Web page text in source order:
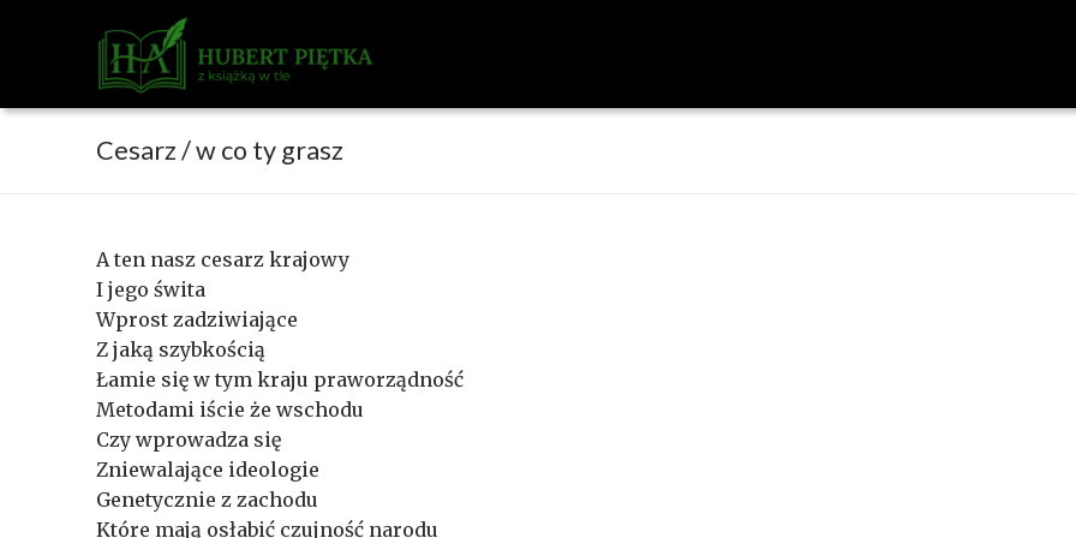
Cesarz / w co ty grasz
A ten nasz cesarz krajowy
I jego świta
Wprost zadziwiające
Z jaką szybkością
Łamie się w tym kraju praworządność
Metodami iście że wschodu
Czy wprowadza się
Zniewalające ideologie
Genetycznie z zachodu
Które mają osłabić czujność narodu